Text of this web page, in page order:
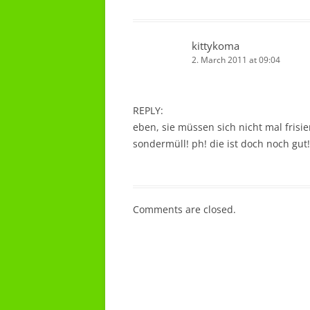
kittykoma
2. March 2011 at 09:04
REPLY:
eben, sie müssen sich nicht mal
sondermüll! ph! die ist doch noch gut!
Comments are closed.